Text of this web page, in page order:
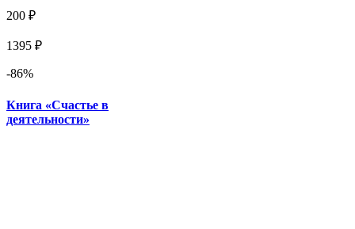
200 ₽
1395 ₽
-86%
Книга «Счастье в
деятельности»